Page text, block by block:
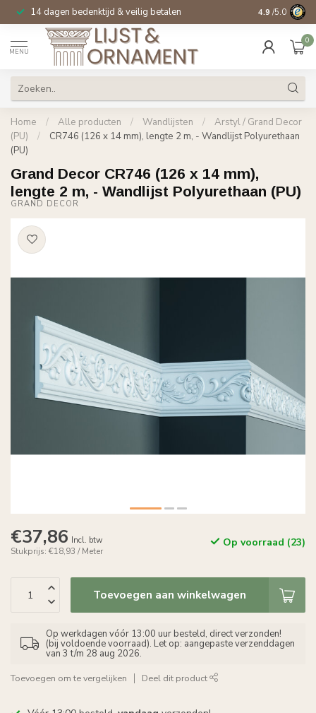
14 dagen bedenktijd & veilig betalen Specialist in
4.9 /5.0
MENU
0
Home / Alle producten / Wandlijsten /
Arstyl / Grand Decor
(PU)
/
CR746 (126 x 14 mm), lengte 2 m, - Wandlijst Polyurethaan
(PU)
Grand Decor CR746 (126 x 14 mm),
lengte 2 m, - Wandlijst Polyurethaan (PU)
GRAND DECOR
€37,86 Incl. btw
Stukprijs: €18,93 / Meter
Op voorraad (23)
Toevoegen aan winkelwagen
Op werkdagen vóór 13:00 uur besteld, direct verzonden!
(bij voldoende voorraad). Let op: aangepaste verzenddagen
van 3 t/m 28 aug 2026.
Toevoegen om te vergelijken Deel dit product